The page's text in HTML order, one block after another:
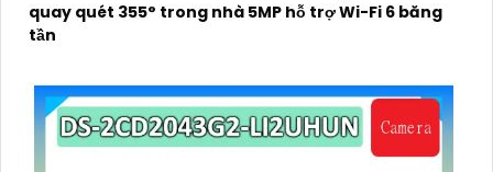
quay quét 355° trong nhà 5MP hỗ trợ Wi-Fi 6 băng
tần